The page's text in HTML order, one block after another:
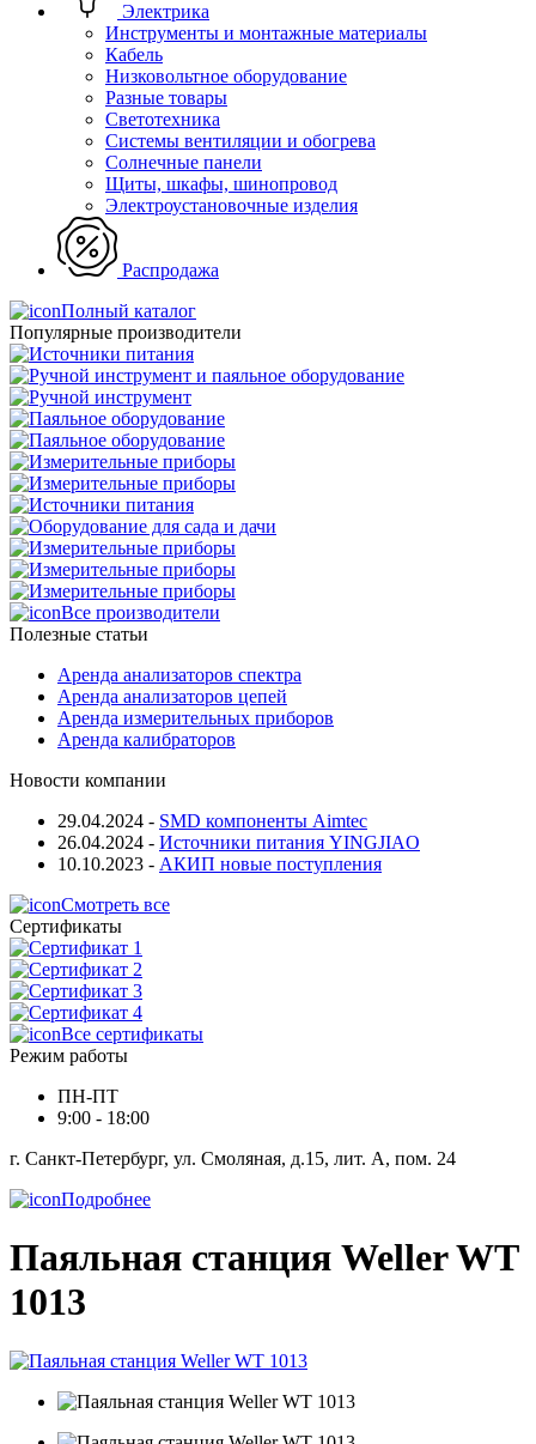
Электрика
Инструменты и монтажные материалы
Кабель
Низковольтное оборудование
Разные товары
Светотехника
Системы вентиляции и обогрева
Солнечные панели
Щиты, шкафы, шинопровод
Электроустановочные изделия
Распродажа
Полный каталог
Популярные производители
Все производители
Полезные статьи
Аренда анализаторов спектра
Аренда анализаторов цепей
Аренда измерительных приборов
Аренда калибраторов
Новости компании
29.04.2024 - SMD компоненты Aimtec
26.04.2024 - Источники питания YINGJIAO
10.10.2023 - АКИП новые поступления
Смотреть все
Сертификаты
Все сертификаты
Режим работы
ПН-ПТ
9:00 - 18:00
г. Санкт-Петербург, ул. Смоляная, д.15, лит. А, пом. 24
Подробнее
Паяльная станция Weller WT
1013